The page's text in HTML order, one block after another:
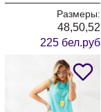
Размеры:
48,50,52
225 бел.руб